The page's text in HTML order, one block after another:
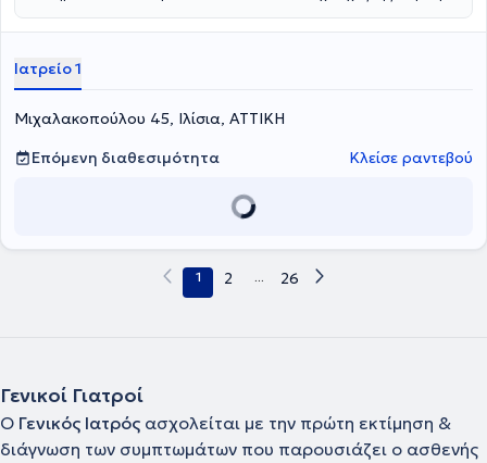
Γενική Οικογενειακή Ιατρική στο Ναυτικό Νοσοκομείο Αθηνών και
Γήρανσης και Χρόνιων Νοσημάτων από το Ελληνικό Ανοικτό
Πανεπιστήμιο σε συνεργασία με το τμήμα Ιατρικής του
Πανεπιστημίου της Θεσσαλίας.
Ιατρείο 1
Μιχαλακοπούλου 45, Ιλίσια, ΑΤΤΙΚΗ
Επόμενη διαθεσιμότητα
Κλείσε ραντεβού
1 2 ... 26
Γενικοί Γιατροί
Ο Γενικός Ιατρός ασχολείται με την πρώτη εκτίμηση &
διάγνωση των συμπτωμάτων που παρουσιάζει ο ασθενής